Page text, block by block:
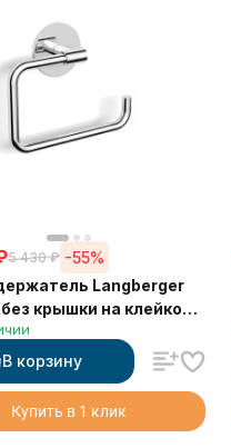
5 430 ₽ -55%
Langberger
крышки на клейкой
В корзину
Купить в 1 клик